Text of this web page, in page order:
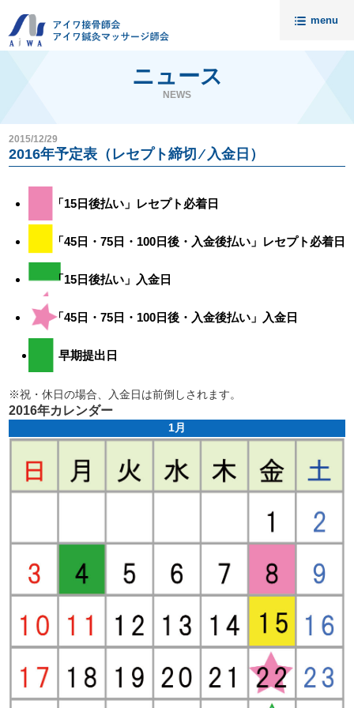
menu
アイワについて
請求代行・開業支援
入会案内
無料相談
会員様の声
アイワ鍼灸マッサージ師会 資料請求・お問い合わせ
資料請求は
こちら
平日 9:00~19:00
ニュース
NEWS
2015/12/29
2016年予定表（レセプト締切 ⁄ 入金日）
「15日後払い」レセプト必着日
「45日・75日・100日後・入金後払い」レセプト必着日
「15日後払い」入金日
「45日・75日・100日後・入金後払い」入金日
早期提出日
※祝・休日の場合、入金日は前倒しされます。
2016年カレンダー
1月